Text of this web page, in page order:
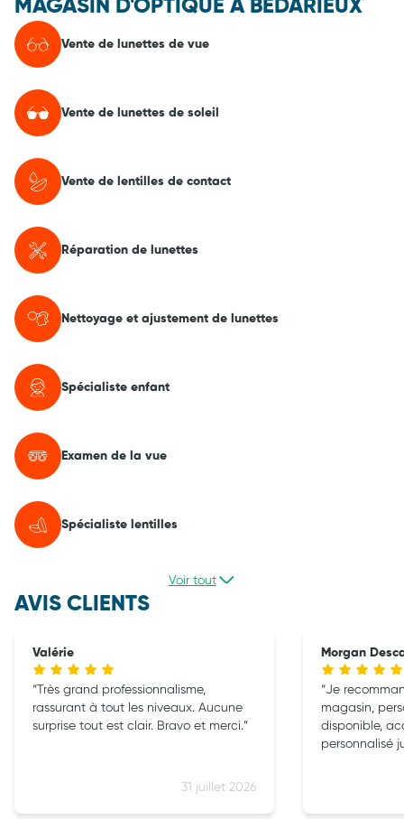
MAGASIN D'OPTIQUE À BEDARIEUX
Vente de lunettes de vue
Vente de lunettes de soleil
Vente de lentilles de contact
Réparation de lunettes
Nettoyage et ajustement de lunettes
Spécialiste enfant
Examen de la vue
Spécialiste lentilles
Voir tout
AVIS CLIENTS
Valérie
31 juillet 2026
Très grand professionnalisme,
rassurant à tout les niveaux. Aucune
surprise tout est clair. Bravo et merci.
Morgan
Je
magasin,
disponible,
personnalisé